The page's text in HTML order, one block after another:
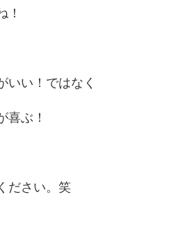
！
いい！ではなく
喜ぶ！
ださい。笑